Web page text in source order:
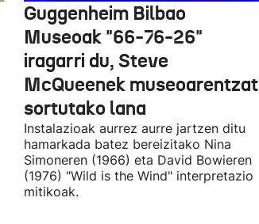
Guggenheim Bilbao
Museoak "66-76-26"
iragarri du, Steve
McQueenek museoarentzat
sortutako lana
Instalazioak aurrez aurre jartzen ditu
hamarkada batez bereizitako Nina
Simoneren (1966) eta David Bowieren
(1976) "Wild is the Wind" interpretazio
mitikoak.